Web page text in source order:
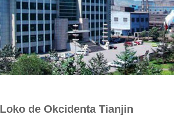
Loko de Okcidenta Tianjin